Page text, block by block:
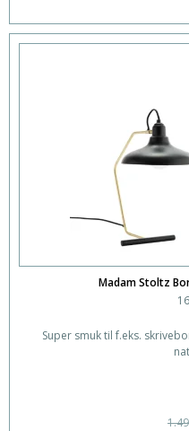
Madam Stoltz
Super smuk til f.eks.